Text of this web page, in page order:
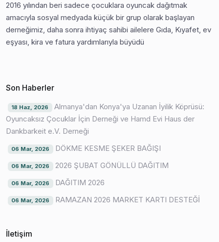
2016 yılından beri sadece çocuklara oyuncak dağıtmak
amacıyla sosyal medyada küçük bir grup olarak başlayan
derneğimiz, daha sonra ihtiyaç sahibi ailelere Gıda, Kıyafet, ev
eşyası, kira ve fatura yardımlarıyla büyüdü
Son Haberler
18 Haz, 2026
Almanya'dan Konya'ya Uzanan İyilik Köprüsü:
Oyuncaksız Çocuklar İçin Derneği ve Hamd Evi Haus der
Dankbarkeit e.V. Derneği
06 Mar, 2026 DÖKME KESME ŞEKER BAĞIŞI
06 Mar, 2026 2026 ŞUBAT GÖNÜLLÜ DAĞITIM
06 Mar, 2026 DAĞITIM 2026
06 Mar, 2026 RAMAZAN 2026 MARKET KARTI DESTEĞİ
İletişim